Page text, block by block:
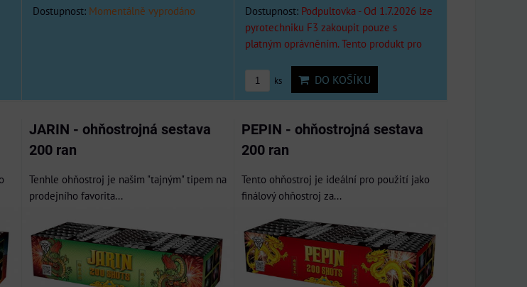
Dostupnost: Momentálně vyprodáno Dostupnost: Podpultovka - Od 1.7.2026 lze
pyrotechniku F3 zakoupit pouze s
platným oprávněním. Tento produkt pro
ks DO KOŠÍKU
JARIN - ohňostrojná sestava
200 ran
Tenhle ohňostroj je našim "tajným" tipem na
prodejního favorita...
PEPIN - ohňostrojná sestava
200 ran
Tento ohňostroj je ideální pro použití jako
finálový ohňostroj za...